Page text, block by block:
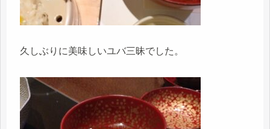
久しぶりに美味しいユバ三昧でした。